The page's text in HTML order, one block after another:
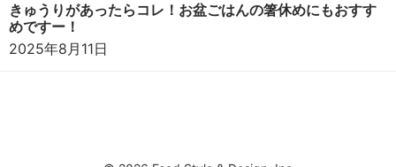
きゅうりがあったらコレ！お盆ごはんの箸休めにもおすす
めですー！
2025年8月11日